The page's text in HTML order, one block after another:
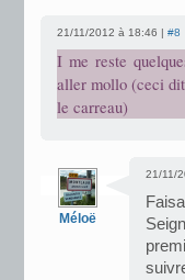
21/11/2012 à 18:46 | #8
I me reste
aller mollo (ceci
le carreau)
Méloë
21/11/